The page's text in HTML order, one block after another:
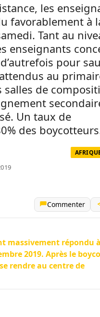
les
favorablement à
Tant au
enseignants
pour
au
de
Un taux de
des
Commenter
massivement répondu
2019. Après le
rendre au centre de